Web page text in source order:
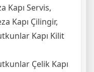
Kapı Servis,
Kapı Çilingir,
Kapı Kilit
Çelik Kapı